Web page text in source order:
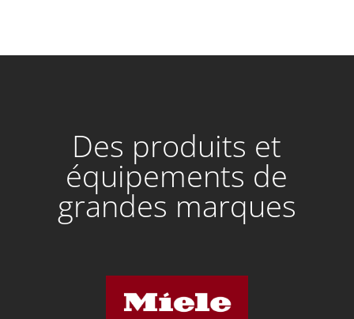
Des produits et
équipements de
grandes marques